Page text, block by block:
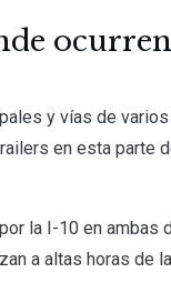
ocurren
y vías de
en esta parte
la I-10 en ambas
a altas horas de